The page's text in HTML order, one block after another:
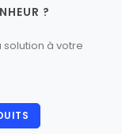
?
à votre